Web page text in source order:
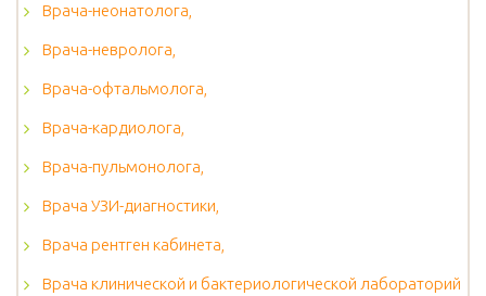
Врача-неонатолога,
Врача-невролога,
Врача-офтальмолога,
Врача-кардиолога,
Врача-пульмонолога,
Врача УЗИ-диагностики,
Врача рентген кабинета,
Врача клинической и бактериологической лабораторий